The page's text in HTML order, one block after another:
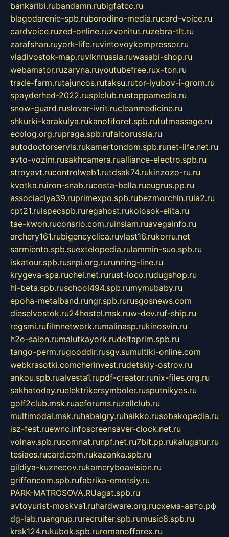
bankaribi.rubandamn.rubigfatcc.ru
blagodarenie-spb.ruborodino-media.rucard-voice.ru
cardvoice.ruzed-online.ruzvonitut.ruzebra-tlt.ru
zarafshan.ruyork-life.ruvintovoykompressor.ru
vladivostok-map.ruvlknrussia.ruwasabi-shop.ru
webamator.ruzaryna.ruyoutubefree.rux-ton.ru
trade-farm.rutajuncos.rutaksu.rutor-lyubov-i-grom.ru
spayderhed-2022.rusplclub.rustoppamedia.ru
snow-guard.ruslovar-ivrit.rucleanmedicine.ru
shkurki-karakulya.rukanotiforet.spb.rututmassage.ru
ecolog.org.rupraga.spb.rufalcorussia.ru
autodoctorservis.rukamertondom.spb.runet-life.net.ru
avto-vozim.rusakhcamera.rualliance-electro.spb.ru
stroyavt.rucontrolweb1.rutdsak74.rukinzozo-ru.ru
kvotka.ruiron-snab.rucosta-bella.rueugrus.pp.ru
associaciya39.ruprimexpo.spb.rubezmorchin.ruia2.ru
cpt21.ruispecspb.ruregahost.rukolosok-elita.ru
tae-kwon.ruconsrio.com.ruinsiam.ruavegainfo.ru
archery161.rubigencyclica.ruvlast16.rukorru.net
sarmiento.spb.suextelopedia.rulammin-suo.spb.ru
iskatour.spb.rusnpi.org.rurunning-line.ru
krygeva-spa.ruchel.net.rurust-loco.rudugshop.ru
hl-beta.spb.ruschool494.spb.rumymubaby.ru
epoha-metalband.rungr.spb.rurusgosnews.com
dieselvostok.ru24hostel.msk.ruw-dev.ruf-ship.ru
regsmi.rufilmnetwork.rumalinasp.rukinosvin.ru
h2o-salon.rumalutkayork.rudeltaprim.spb.ru
tango-perm.rugooddir.rusgv.sumultiki-online.com
webkrasotki.comcherinvest.rudetskiy-ostrov.ru
ankou.spb.rualvesta1.rupdf-creator.runix-files.org.ru
sakhatoday.ruelektrikersymboler.rusputnikyes.ru
golf2club.msk.ruaeforums.ruzallclub.ru
multimodal.msk.ruhabaigry.ruhaikko.rusobakopedia.ru
isz-fest.ruewnc.infoscreensaver-clock.net.ru
volnav.spb.rucomnat.runpf.net.ru7bit.pp.rukalugatur.ru
tesiaes.rucard.com.rukazanka.spb.ru
gildiya-kuznecov.rukameryboavision.ru
griffoncom.spb.rufabrika-emotsiy.ru
PARK-MATROSOVA.RUagat.spb.ru
avtoyurist-moskva1.ruhardware.org.ruсхема-авто.рф
dg-lab.ruangrup.rurecruiter.spb.rumusic8.spb.ru
krsk124.rukubok.spb.ruromanofforex.ru